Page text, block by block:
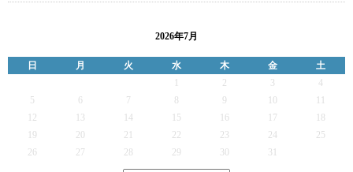
2026年7月
日 月 火 水 木 金
土
2 3
4
5
6 7 9
12
13 14 15 16 17
19
20 21 22 23 24
25
26
27 28 29 30 31